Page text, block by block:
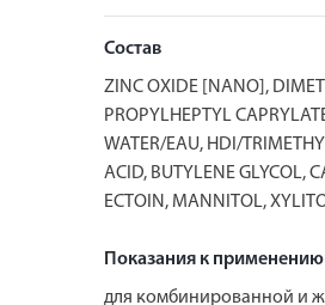
Состав
ZINC OXIDE [NANO],
PROPYLHEPTYL
WATER/EAU, HDI/
ACID, BUTYLENE GLYCOL,
ECTOIN, MANNITOL,
Показания к применению
для комбинированной и